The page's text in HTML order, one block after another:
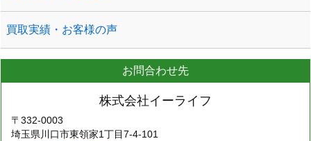
買取実績・お客様の声
お問合わせ先
株式会社イーライフ
〒332-0003
埼玉県川口市東領家1丁目7-4-101